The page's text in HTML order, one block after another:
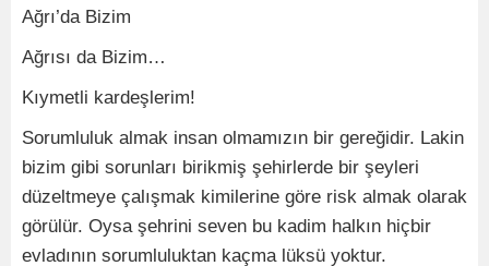
Ağrı’da Bizim
Ağrısı da Bizim…
Kıymetli kardeşlerim!
Sorumluluk almak insan olmamızın bir gereğidir. Lakin
bizim gibi sorunları birikmiş şehirlerde bir şeyleri
düzeltmeye çalışmak kimilerine göre risk almak olarak
görülür. Oysa şehrini seven bu kadim halkın hiçbir
evladının sorumluluktan kaçma lüksü yoktur.